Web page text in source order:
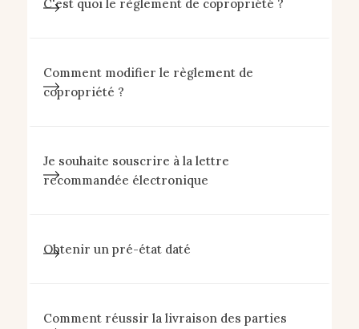
C'est quoi le règlement de copropriété ?
Comment modifier le règlement de
copropriété ?
Je souhaite souscrire à la lettre
recommandée électronique
Obtenir un pré-état daté
Comment réussir la livraison des parties